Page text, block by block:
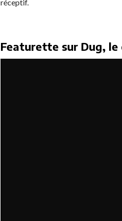
réceptif.
Featurette sur Dug,